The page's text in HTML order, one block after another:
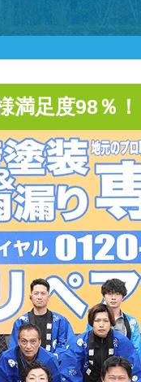
満足度98％